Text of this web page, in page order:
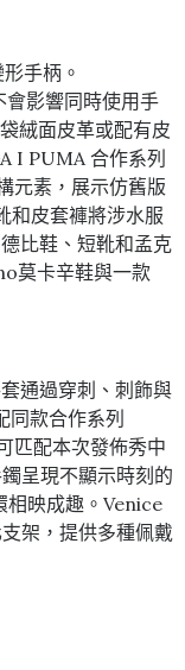
手柄。
影響同時使用手
絨面皮革或配有皮
I PUMA 合作系列
元素，展示仿舊版
皮套褲將涉水服
比鞋、短靴和孟克
莫卡辛鞋與一款
通過穿刺、刺飾與
同款合作系列
匹配本次發佈秀中
呈現不顯示時刻的
相映成趣。Venice
架，提供多種佩戴